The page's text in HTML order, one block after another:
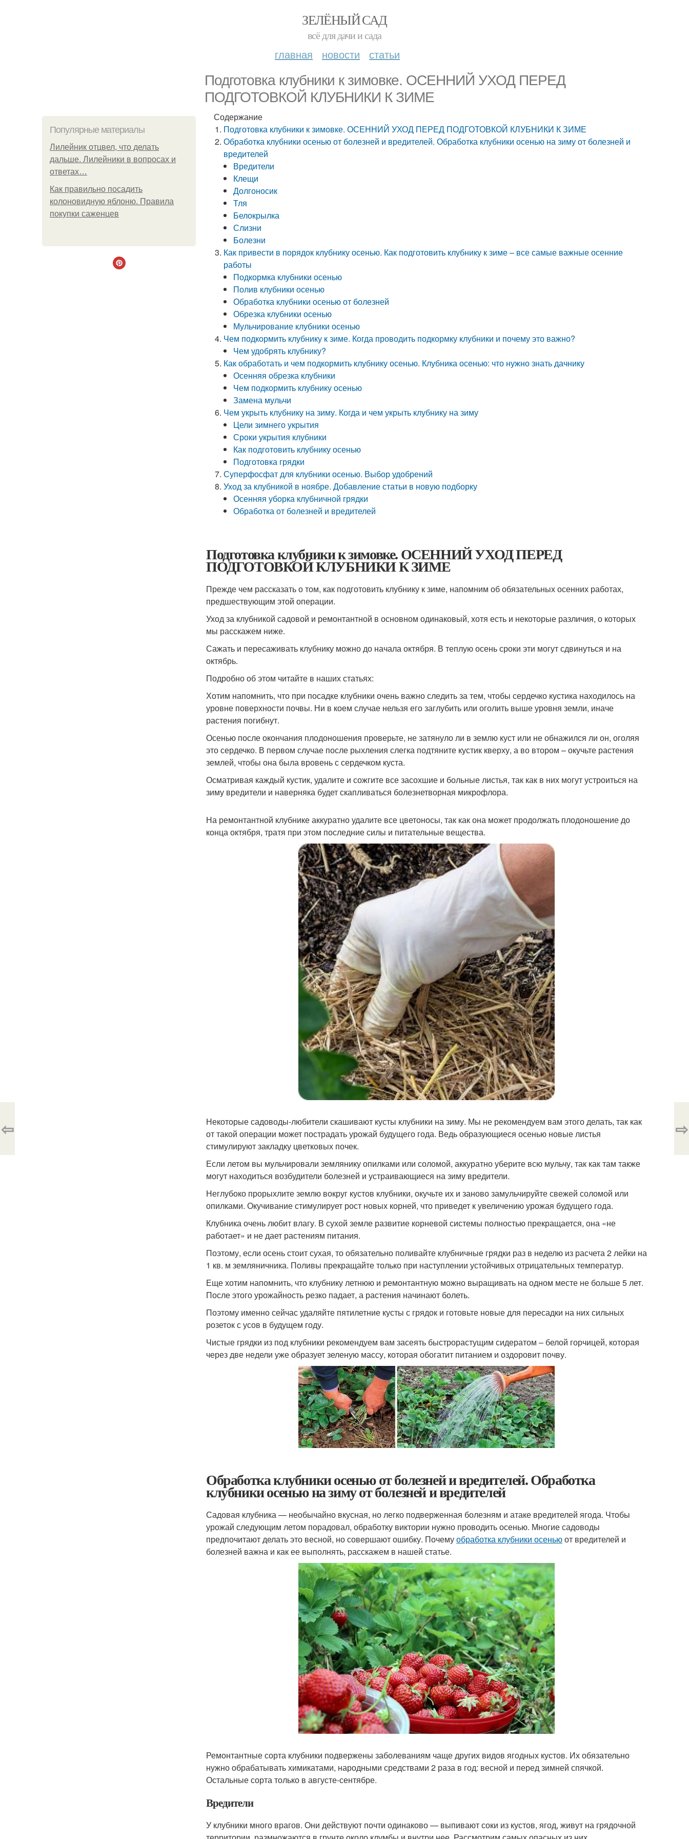
ЗЕЛЁНЫЙ САД
всё для дачи и сада
главная новости статьи
Подготовка клубники к зимовке. ОСЕННИЙ УХОД ПЕРЕД
ПОДГОТОВКОЙ КЛУБНИКИ К ЗИМЕ
Популярные материалы
Лилейник отцвел, что делать
дальше. Лилейники в вопросах и
ответах…
Как правильно посадить
колоновидную яблоню. Правила
покупки саженцев
Содержание
Подготовка клубники к зимовке. ОСЕННИЙ УХОД ПЕРЕД ПОДГОТОВКОЙ КЛУБНИКИ К ЗИМЕ
Обработка клубники осенью от болезней и вредителей. Обработка клубники осенью на зиму от болезней и
вредителей
Вредители
Клещи
Долгоносик
Тля
Белокрылка
Слизни
Болезни
Как привести в порядок клубнику осенью. Как подготовить клубнику к зиме – все самые важные осенние
работы
Подкормка клубники осенью
Полив клубники осенью
Обработка клубники осенью от болезней
Обрезка клубники осенью
Мульчирование клубники осенью
Чем подкормить клубнику к зиме. Когда проводить подкормку клубники и почему это важно?
Чем удобрять клубнику?
Как обработать и чем подкормить клубнику осенью. Клубника осенью: что нужно знать дачнику
Осенняя обрезка клубники
Чем подкормить клубнику осенью
Замена мульчи
Чем укрыть клубнику на зиму. Когда и чем укрыть клубнику на зиму
Цели зимнего укрытия
Сроки укрытия клубники
Как подготовить клубнику осенью
Подготовка грядки
Суперфосфат для клубники осенью. Выбор удобрений
Уход за клубникой в ноябре. Добавление статьи в новую подборку
Осенняя уборка клубничной грядки
Обработка от болезней и вредителей
Подготовка клубники к зимовке. ОСЕННИЙ УХОД ПЕРЕД
ПОДГОТОВКОЙ КЛУБНИКИ К ЗИМЕ
Прежде чем рассказать о том, как подготовить клубнику к зиме, напомним об обязательных осенних работах,
предшествующим этой операции.
Уход за клубникой садовой и ремонтантной в основном одинаковый, хотя есть и некоторые различия, о которых
мы расскажем ниже.
Сажать и пересаживать клубнику можно до начала октября. В теплую осень сроки эти могут сдвинуться и на
октябрь.
Подробно об этом читайте в наших статьях:
Хотим напомнить, что при посадке клубники очень важно следить за тем, чтобы сердечко кустика находилось на
уровне поверхности почвы. Ни в коем случае нельзя его заглубить или оголить выше уровня земли, иначе
растения погибнут.
Осенью после окончания плодоношения проверьте, не затянуло ли в землю куст или не обнажился ли он, оголяя
это сердечко. В первом случае после рыхления слегка подтяните кустик кверху, а во втором – окучьте растения
землей, чтобы она была вровень с сердечком куста.
Осматривая каждый кустик, удалите и сожгите все засохшие и больные листья, так как в них могут устроиться на
зиму вредители и наверняка будет скапливаться болезнетворная микрофлора.
На ремонтантной клубнике аккуратно удалите все цветоносы, так как она может продолжать плодоношение до
конца октября, тратя при этом последние силы и питательные вещества.
Некоторые садоводы-любители скашивают кусты клубники на зиму. Мы не рекомендуем вам этого делать, так как
от такой операции может пострадать урожай будущего года. Ведь образующиеся осенью новые листья
стимулируют закладку цветковых почек.
Если летом вы мульчировали землянику опилками или соломой, аккуратно уберите всю мульчу, так как там также
могут находиться возбудители болезней и устраивающиеся на зиму вредители.
Неглубоко прорыхлите землю вокруг кустов клубники, окучьте их и заново замульчируйте свежей соломой или
опилками. Окучивание стимулирует рост новых корней, что приведет к увеличению урожая будущего года.
Клубника очень любит влагу. В сухой земле развитие корневой системы полностью прекращается, она «не
работает» и не дает растениям питания.
Поэтому, если осень стоит сухая, то обязательно поливайте клубничные грядки раз в неделю из расчета 2 лейки на
1 кв. м земляничника. Поливы прекращайте только при наступлении устойчивых отрицательных температур.
Еще хотим напомнить, что клубнику летнюю и ремонтантную можно выращивать на одном месте не больше 5 лет.
После этого урожайность резко падает, а растения начинают болеть.
Поэтому именно сейчас удаляйте пятилетние кусты с грядок и готовьте новые для пересадки на них сильных
розеток с усов в будущем году.
Чистые грядки из под клубники рекомендуем вам засеять быстрорастущим сидератом – белой горчицей, которая
через две недели уже образует зеленую массу, которая обогатит питанием и оздоровит почву.
Обработка клубники осенью от болезней и вредителей. Обработка
клубники осенью на зиму от болезней и вредителей
Садовая клубника — необычайно вкусная, но легко подверженная болезням и атаке вредителей ягода. Чтобы
урожай следующим летом порадовал, обработку виктории нужно проводить осенью. Многие садоводы
предпочитают делать это весной, но совершают ошибку. Почемуобработка клубники осеньюот вредителей и
болезней важна и как ее выполнять, расскажем в нашей статье.
Ремонтантные сорта клубники подвержены заболеваниям чаще других видов ягодных кустов. Их обязательно
нужно обрабатывать химикатами, народными средствами 2 раза в год: весной и перед зимней спячкой.
Остальные сорта только в августе-сентябре.
Вредители
У клубники много врагов. Они действуют почти одинаково — выпивают соки из кустов, ягод, живут на грядочной
⇦ ⇨